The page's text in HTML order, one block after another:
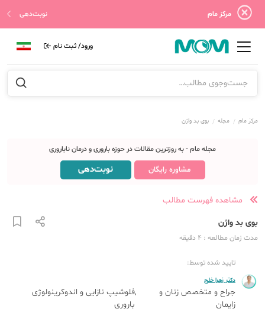
مرکز مام نوبت‌دهی
ورود/ ثبت نام
مرکز مام مجله بوی بد واژن
مجله مام - به روزترین مقالات در حوزه باروری و درمان ناباروری
مشاوره رایگان نوبت‌دهی
مشاهده فهرست مطالب
بوی بد واژن
مدت زمان مطالعه : 4 دقیقه
تایید شده توسط:
دکتر زهرا خلج
جراح و متخصص زنان و
زایمان
فلوشیپ نازایی و اندوکرینولوژی
باروری